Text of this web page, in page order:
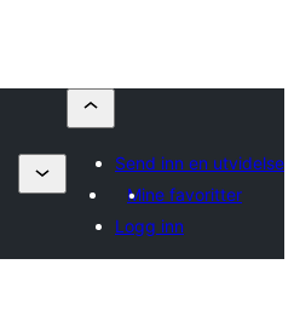
Send inn en utvidelse
Mine favoritter
Logg inn